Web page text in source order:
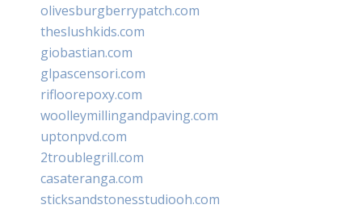
olivesburgberrypatch.com
theslushkids.com
giobastian.com
glpascensori.com
rifloorepoxy.com
woolleymillingandpaving.com
uptonpvd.com
2troublegrill.com
casateranga.com
sticksandstonesstudiooh.com